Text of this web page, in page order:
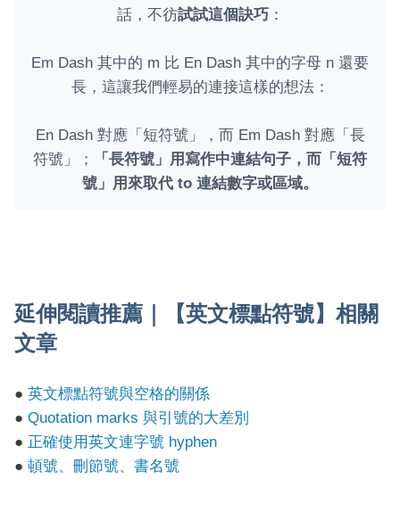
話，不彷試試這個訣巧：
Em Dash 其中的 m 比 En Dash 其中的字母 n 還要
長，這讓我們輕易的連接這樣的想法：
En Dash 對應「短符號」，而 Em Dash 對應「長
符號」；
「長符號」用寫作中連結句子，而「短符
號」用來取代 to 連結數字或區域。
延伸閱讀推薦｜【英文標點符號】相關
文章
● 英文標點符號與空格的關係
● Quotation marks 與引號的大差別
● 正確使用英文連字號 hyphen
● 頓號、刪節號、書名號